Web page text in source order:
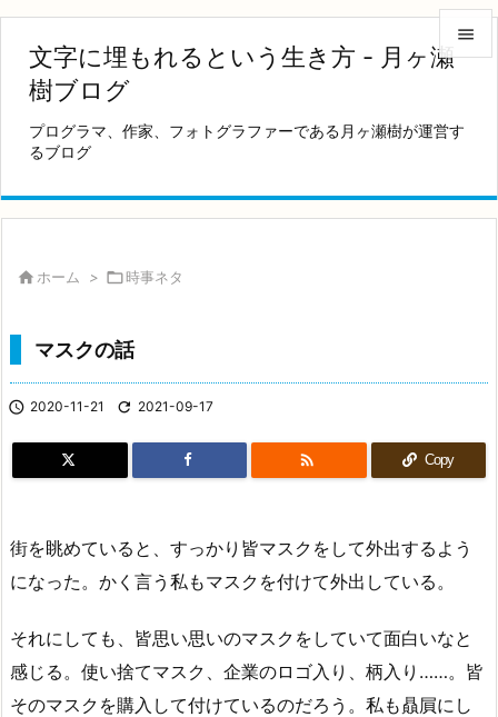
文字に埋もれるという生き方 - 月ヶ瀬
樹ブログ
プログラマ、作家、フォトグラファーである月ヶ瀬樹が運営す
るブログ



前へ
 ホーム > 時事ネタ
マスクの話
 2020-11-21  2021-09-17
 Copy
街を眺めていると、すっかり皆マスクをして外出するよう
になった。かく言う私もマスクを付けて外出している。
それにしても、皆思い思いのマスクをしていて面白いなと
感じる。使い捨てマスク、企業のロゴ入り、柄入り……。皆
そのマスクを購入して付けているのだろう。私も贔屓にし